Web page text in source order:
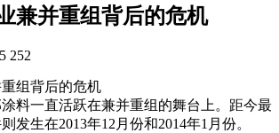
兼并重组背后的危机
252
组背后的危机
料一直活跃在兼并重组的舞台上。距今最
发生在2013年12月份和2014年1月份。